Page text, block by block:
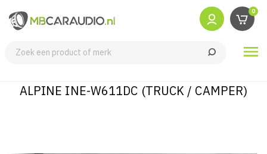
0

ALPINE INE-W611DC (TRUCK / CAMPER)